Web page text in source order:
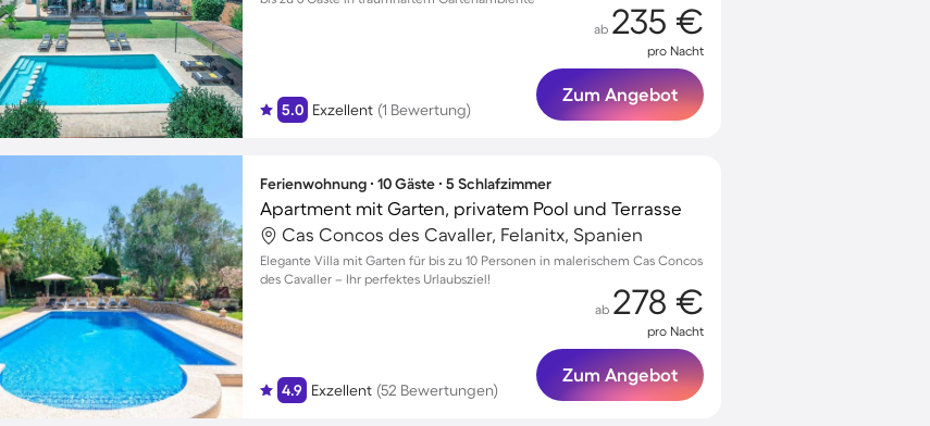
5.0 Exzellent (1 Bewertung)
ab 235 €
pro Nacht
Zum Angebot
Ferienwohnung ∙ 10 Gäste ∙ 5 Schlafzimmer
Apartment mit Garten, privatem Pool und Terrasse
Cas Concos des Cavaller, Felanitx, Spanien
Elegante Villa mit Garten für bis zu 10 Personen in malerischem Cas Concos
des Cavaller – Ihr perfektes Urlaubsziel!
4.9 Exzellent (52 Bewertungen)
ab 278 €
pro Nacht
Zum Angebot